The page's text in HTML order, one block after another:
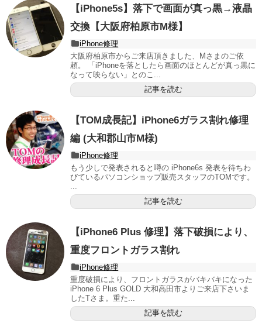
【iPhone5s】落下で画面が真っ黒→液晶
交換【大阪府柏原市M様】
iPhone修理
大阪府柏原市からご来店頂きました、Mさまのご依
頼。 「iPhoneを落としたら画面のほとんどが真っ黒に
なって映らない」とのこ...
記事を読む
【TOM成長記】iPhone6ガラス割れ修理
編 (大和郡山市M様)
iPhone修理
もう少しで発表されると噂の iPhone6s 発表を待ちわ
びているパソコンショップ販売スタッフのTOMです。
記事を読む
【iPhone6 Plus 修理】落下破損により、
重度フロントガラス割れ
iPhone修理
重度破損により、フロントガラスがバキバキになった
iPhone 6 Plus GOLD 大和高田市よりご来店下さいま
したTさま。重た...
記事を読む